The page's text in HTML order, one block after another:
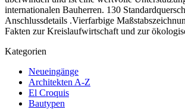
internationalen Bauherren. 130
Anschlussdetails .Vierfarbige
Fakten zur Kreislaufwirtschaft und zur
Kategorien
Neueingänge
Architekten A-Z
El Croquis
Bautypen